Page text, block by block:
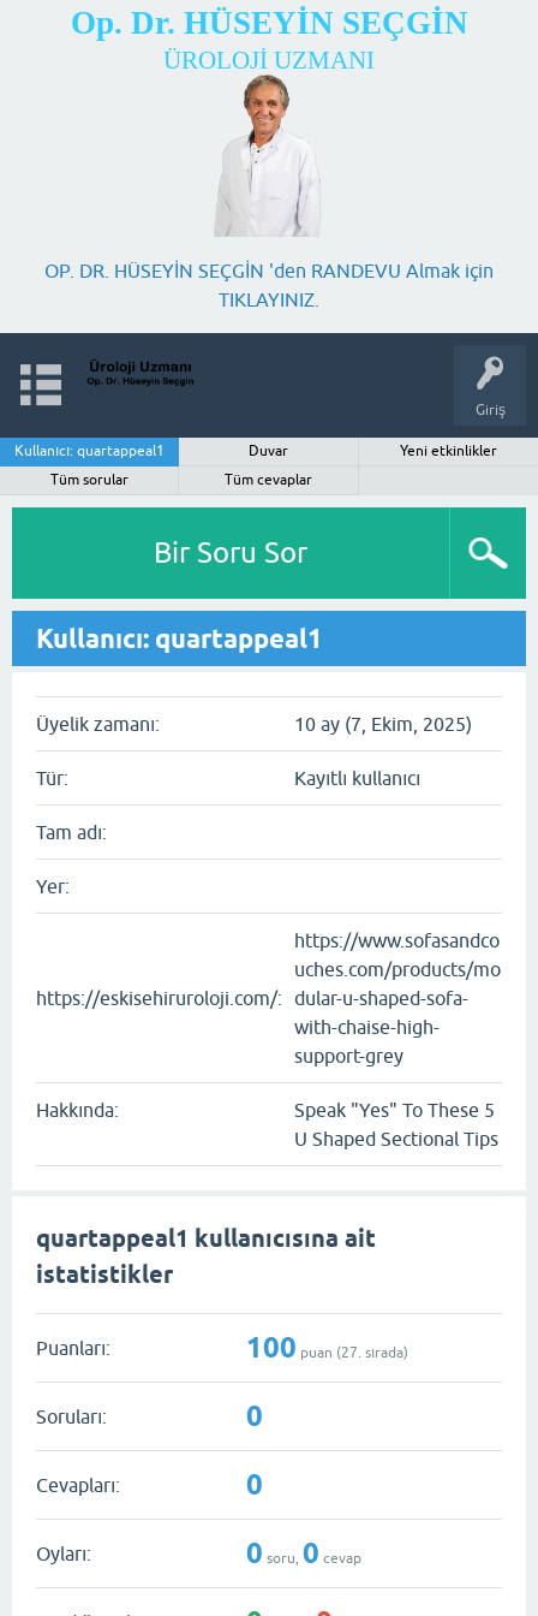
Op. Dr. HÜSEYİN SEÇGİN
ÜROLOJİ UZMANI
OP. DR. HÜSEYİN SEÇGİN 'den RANDEVU Almak için
TIKLAYINIZ.
Giriş
Kullanıcı: quartappeal1 Duvar
Yeni etkinlikler
Tüm sorular
Tüm cevaplar
Bir Soru Sor
Kullanıcı: quartappeal1
Üyelik zamanı: 10 ay (7, Ekim, 2025)
Tür: Kayıtlı kullanıcı
Tam adı:
Yer:
https://eskisehiruroloji.com/:
https://www.sofasandco
uches.com/products/mo
dular-u-shaped-sofa-
with-chaise-high-
support-grey
Hakkında:
Speak "Yes" To These 5
U Shaped Sectional Tips
quartappeal1 kullanıcısına ait
istatistikler
Puanları: 100 puan (27 . sırada)
Soruları: 0
Cevapları: 0
Oyları: 0 soru, 0 cevap